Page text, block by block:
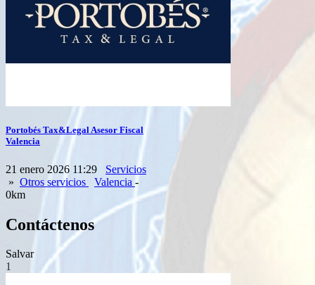
Portobés Tax&Legal Asesor Fiscal
Valencia
21 enero 2026 11:29
Servicios
» Otros servicios Valencia -
0km
Contáctenos
Salvar
1